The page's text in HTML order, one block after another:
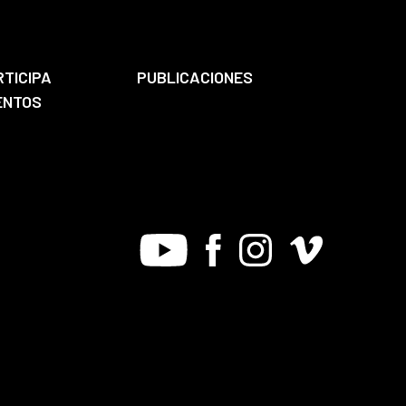
PUBLICACIONES
Youtube FacebookInstagram
Vimeo